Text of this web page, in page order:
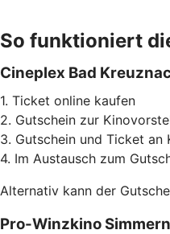
So funktioniert
Cineplex Bad
1. Ticket online kaufen
2. Gutschein zur
3. Gutschein und Ticket an
4. Im Austausch zum
Alternativ kann der
Pro-Winzkino Simmern